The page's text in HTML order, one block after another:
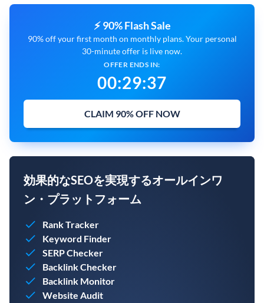
⚡ 90% Flash Sale
90% off your first month on monthly plans. Your personal
30-minute offer is live now.
OFFER ENDS IN:
00:29:36
CLAIM 90% OFF NOW
効果的なSEOを実現するオールインワ
ン・プラットフォーム
Rank Tracker
Keyword Finder
SERP Checker
Backlink Checker
Backlink Monitor
Website Audit